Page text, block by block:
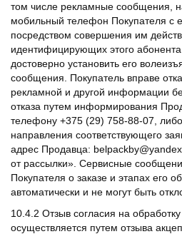
том числе рекламные сообщения,
мобильный телефон Покупателя с
посредством совершения им
идентифицирующих этого
достоверно установить его
сообщения. Покупатель вправе
рекламной и другой информации
отказа путем информирования
телефону +375 (29) 758-88-07,
направления соответствующего
адрес Продавца:
от рассылки». Сервисные
Покупателя о заказе и этапах его
автоматически и не могут быть
10.4.2 Отзыв согласия на
осуществляется путем отзыва